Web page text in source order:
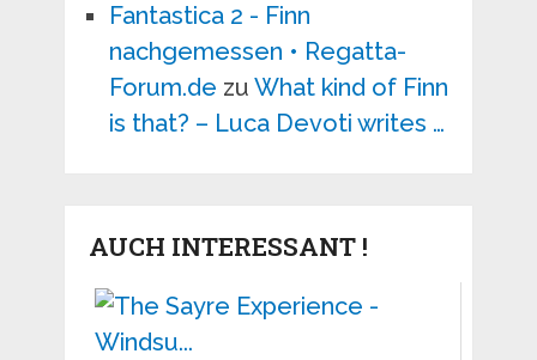
Fantastica 2 - Finn
nachgemessen • Regatta-
Forum.de zu What kind of Finn
is that? – Luca Devoti writes …
AUCH INTERESSANT !